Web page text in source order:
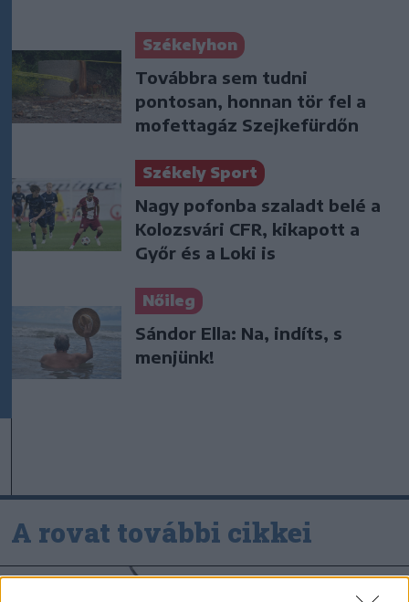
Székelyhon
Továbbra sem tudni
pontosan, honnan tör fel a
mofettagáz Szejkefürdőn
Székely Sport
Nagy pofonba szaladt belé a
Kolozsvári CFR, kikapott a
Győr és a Loki is
Nőileg
Sándor Ella: Na, indíts, s
menjünk!
A rovat további cikkei